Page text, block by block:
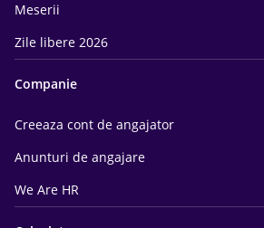
Meserii
Zile libere 2026
Companie
Creeaza cont de angajator
Anunturi de angajare
We Are HR